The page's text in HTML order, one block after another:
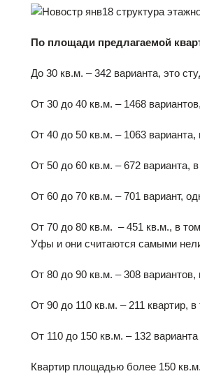
По площади предлагаемой
До 30 кв.м. – 342 варианта, это
От 30 до 40 кв.м. – 1468
От 40 до 50 кв.м. – 1063
От 50 до 60 кв.м. – 672 варианта,
От 60 до 70 кв.м. – 701 вариант,
От 70 до 80 кв.м. – 451 кв.м., в
Уфы и они считаются самыми
От 80 до 90 кв.м. – 308
От 90 до 110 кв.м. – 211 квартир,
От 110 до 150 кв.м. – 132
Квартир площадью более 150